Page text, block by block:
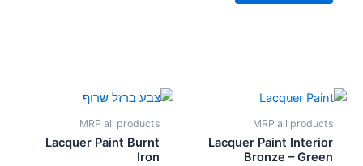
MRP all products
Lacquer Paint Interior
Bronze – Green
MRP all products
Lacquer Paint Burnt
Iron